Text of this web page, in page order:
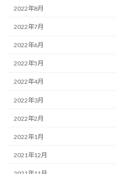
2022年8月
2022年7月
2022年6月
2022年5月
2022年4月
2022年3月
2022年2月
2022年1月
2021年12月